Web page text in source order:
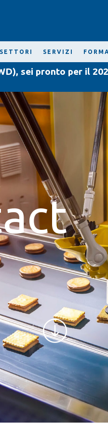
SETTORI SERVIZI
sei pronto per il